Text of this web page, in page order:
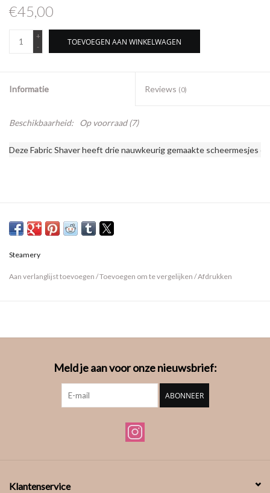
€45,00
+
-
TOEVOEGEN AAN WINKELWAGEN
Informatie Reviews (0)
Beschikbaarheid: Op voorraad(7)
Deze Fabric Shaver heeft drie nauwkeurig gemaakte scheermesjes
Steamery
Aan verlanglijst toevoegen /Toevoegen om te vergelijken /Afdrukken
Meld je aan voor onze nieuwsbrief:
ABONNEER
Klantenservice